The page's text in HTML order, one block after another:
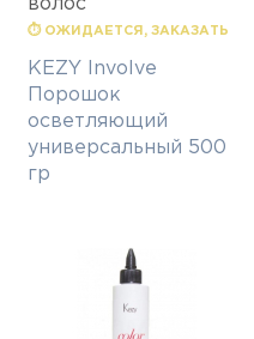
волос
⏱ ОЖИДАЕТСЯ, ЗАКАЗАТЬ
KEZY Involve
Порошок
осветляющий
универсальный 500
гр